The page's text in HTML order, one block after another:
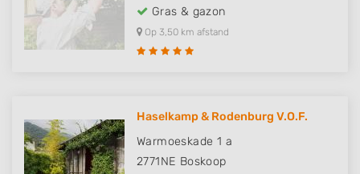
Gras & gazon
Op 3,50 km afstand
Haselkamp & Rodenburg V.O.F.
Warmoeskade 1 a
2771NE Boskoop